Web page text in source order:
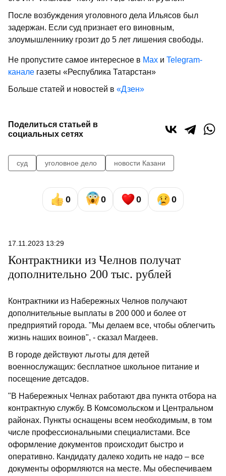
После возбуждения уголовного дела Ильясов был
задержан. Если суд признает его виновным,
злоумышленнику грозит до 5 лет лишения свободы.
Не пропустите самое интересное в Max и Telegram-
канале газеты «Республика Татарстан»
Больше статей и новостей в «Дзен»
Поделиться статьей в
социальных сетях
суд уголовное дело новости Казани
0 0 0 0
17.11.2023 13:29
Контрактники из Челнов получат
дополнительно 200 тыс. рублей
Контрактники из Набережных Челнов получают
дополнительные выплаты в 200 000 и более от
предприятий города. "Мы делаем все, чтобы облегчить
жизнь наших воинов", - сказал Магдеев.
В городе действуют льготы для детей
военнослужащих: бесплатное школьное питание и
посещение детсадов.
"В Набережных Челнах работают два пункта отбора на
контрактную службу. В Комсомольском и Центральном
районах. Пункты оснащены всем необходимым, в том
числе профессиональными специалистами. Все
оформление документов происходит быстро и
оперативно. Кандидату далеко ходить не надо – все
документы оформляются на месте. Мы обеспечиваем